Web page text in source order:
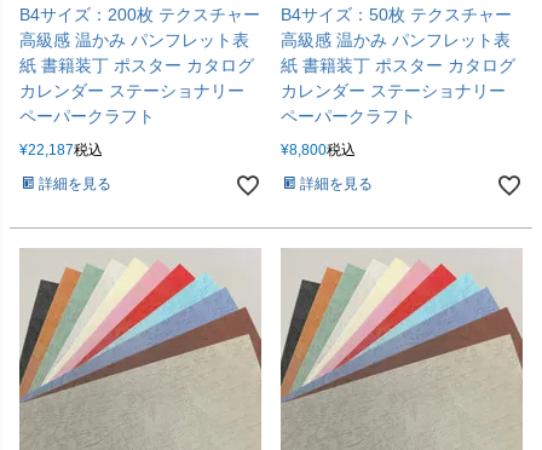
B4サイズ：200枚 テクスチャー
高級感 温かみ パンフレット表
紙 書籍装丁 ポスター カタログ
カレンダー ステーショナリー
ペーパークラフト
¥22,187税込
詳細を見る
B4サイズ：50枚 テクスチャー
高級感 温かみ パンフレット表
紙 書籍装丁 ポスター カタログ
カレンダー ステーショナリー
ペーパークラフト
¥8,800税込
詳細を見る